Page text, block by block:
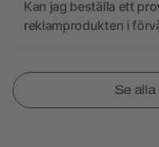
Kan jag beställa ett
reklamprodukten i
Se alla